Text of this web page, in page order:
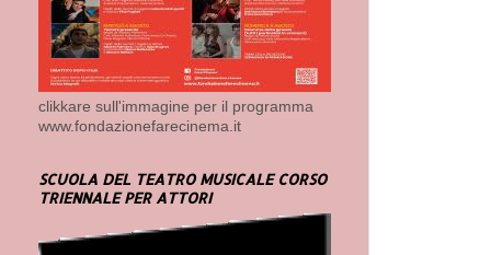
clikkare sull'immagine per il programma
www.fondazionefarecinema.it
SCUOLA DEL TEATRO MUSICALE CORSO
TRIENNALE PER ATTORI